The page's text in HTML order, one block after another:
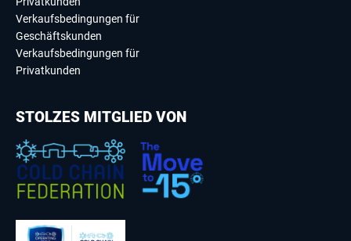
Verkaufsbedingungen für
Geschäftskunden
Verkaufsbedingungen für
Privatkunden
STOLZES MITGLIED VON